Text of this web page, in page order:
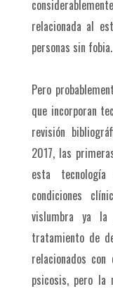
relacionada al
personas sin fobia.
Pero
que incorporan
revisión
2017, las
esta
condiciones
vislumbra ya
tratamiento de
relacionados
psicosis, pero la